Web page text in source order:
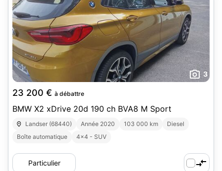
3
23 200 € à débattre
BMW X2 xDrive 20d 190 ch BVA8 M Sport
Landser (68440) Année 2020 103 000 km
Diesel
Boîte automatique
4x4 - SUV
Particulier